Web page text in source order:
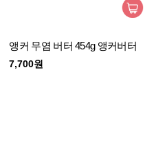
앵커 무염 버터 454g 앵커버터
7,700원